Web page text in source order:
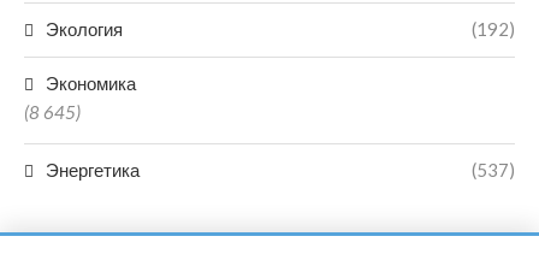
Экология (192)
Экономика
(8 645)
Энергетика (537)